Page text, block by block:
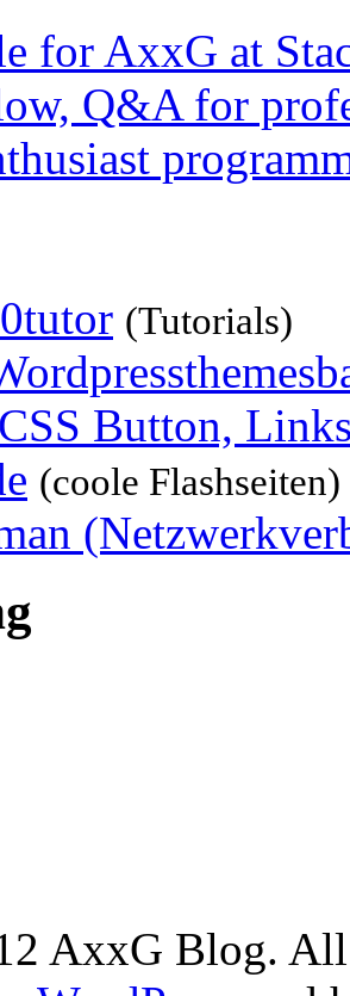
(Tutorials)
Button,
(coole Flashseiten)
AxxG Blog. All